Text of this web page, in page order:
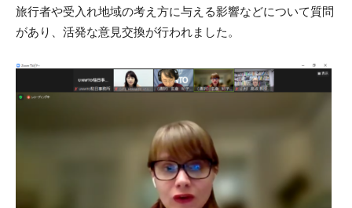
旅行者や受入れ地域の考え方に与える影響などについて質問
があり、活発な意見交換が行われました。